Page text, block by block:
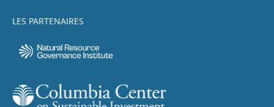
LES PARTENAIRES